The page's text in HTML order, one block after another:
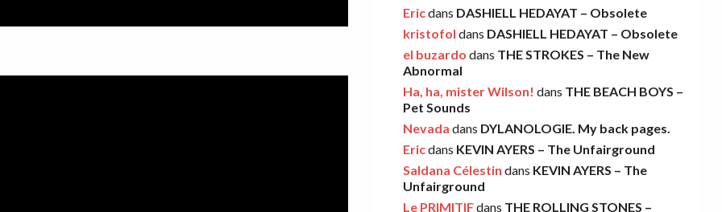
Léo · 5 novembre 2025
Eric·2 novembre 2025
AARON FRAZER – Introducing…
Ericdans DASHIELL HEDAYAT – Obsolete
kristofol dans DASHIELL HEDAYAT – Obsolete
el buzardo dans THE STROKES – The New
Abnormal
Ha, ha, mister Wilson! dans THE BEACH BOYS –
Pet Sounds
Nevada dans DYLANOLOGIE. My back pages.
Ericdans KEVIN AYERS – The Unfairground
Saldana Célestin dans KEVIN AYERS – The
Unfairground
Le PRIMITIFdans THE ROLLING STONES –